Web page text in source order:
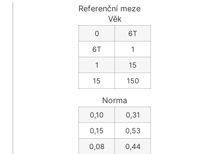
Referenční meze
Věk
0
6T
6T
1
1
15
15
150
Norma
0,10
0,31
0,15
0,53
0,08
0,44